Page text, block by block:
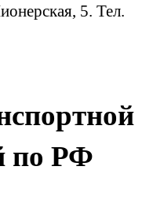
5. Тел.
по РФ